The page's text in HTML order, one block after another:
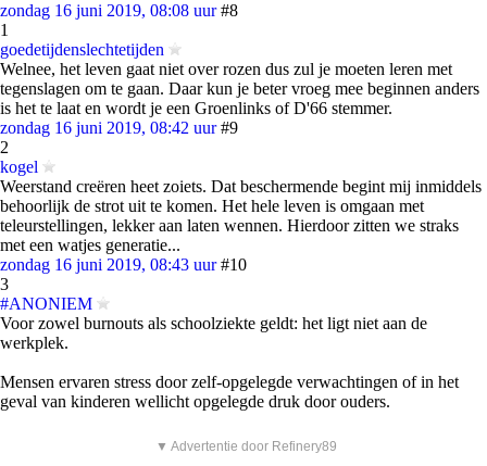
zondag 16 juni 2019, 08:08 uur #8
1
goedetijdenslechtetijden
Welnee, het leven gaat niet over rozen dus zul je moeten leren met
tegenslagen om te gaan. Daar kun je beter vroeg mee beginnen anders
is het te laat en wordt je een Groenlinks of D'66 stemmer.
zondag 16 juni 2019, 08:42 uur #9
2
kogel
Weerstand creëren heet zoiets. Dat beschermende begint mij inmiddels
behoorlijk de strot uit te komen. Het hele leven is omgaan met
teleurstellingen, lekker aan laten wennen. Hierdoor zitten we straks
met een watjes generatie...
zondag 16 juni 2019, 08:43 uur #10
3
#ANONIEM
Voor zowel burnouts als schoolziekte geldt: het ligt niet aan de
werkplek.
Mensen ervaren stress door zelf-opgelegde verwachtingen of in het
geval van kinderen wellicht opgelegde druk door ouders.
▼ Advertentie door Refinery89